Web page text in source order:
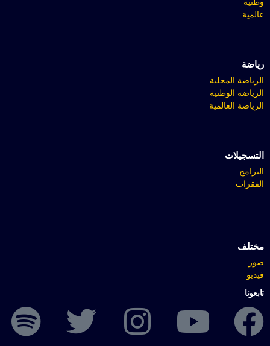
عالمية
رياضة
الرياضة المحلية
الرياضة الوطنية
الرياضة العالمية
التسجيلات
البرامج
الفقرات
مختلف
صور
فيديو
تابعونا